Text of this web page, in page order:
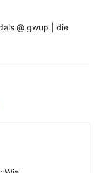
@ gwup | die